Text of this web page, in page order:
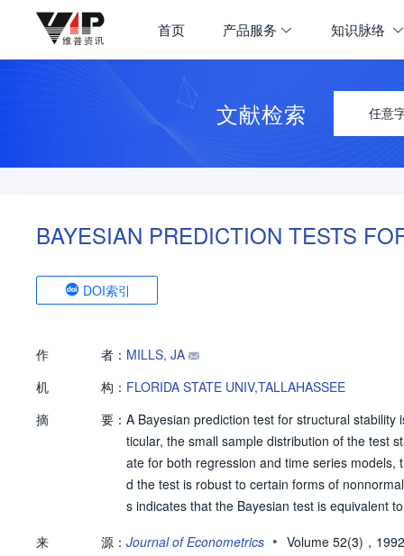
首页 产品服务 知识脉络
文献检索 任意
BAYESIAN PREDICTION TESTS
DOI索引
作 者： MILLS, JA
机
构： FLORIDA STATE UNIV,TALLAHASSEE
摘
要： A Bayesian prediction test for structural
ticular, the small sample distribution of the test
ate for both regression and time series models,
d the test is robust to certain forms of
s indicates that the Bayesian test is equivalent
来
源： Journal of Econometrics • Volume 52(3)，